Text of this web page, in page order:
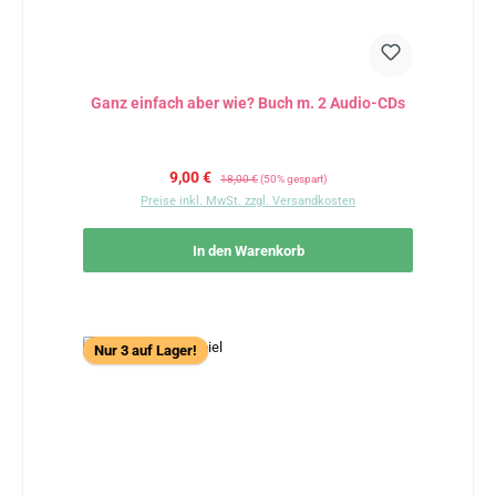
Ganz einfach aber wie? Buch m. 2 Audio-CDs
Verkaufspreis:
9,00 € Regulärer Preis:
18,00 €(50% gespart)
Preise inkl. MwSt. zzgl. Versandkosten
In den Warenkorb
Nur 3 auf Lager!